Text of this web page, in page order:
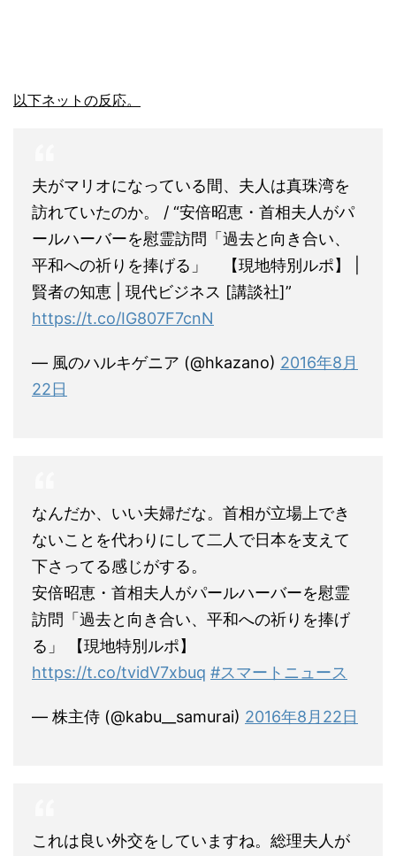
以下ネットの反応。
夫がマリオになっている間、夫人は真珠湾を
訪れていたのか。 / “安倍昭恵・首相夫人がパ
ールハーバーを慰霊訪問「過去と向き合い、
平和への祈りを捧げる」 【現地特別ルポ】 |
賢者の知恵 | 現代ビジネス [講談社]”
https://t.co/IG807F7cnN
— 風のハルキゲニア (@hkazano) 2016年8月
22日
なんだか、いい夫婦だな。首相が立場上でき
ないことを代わりにして二人で日本を支えて
下さってる感じがする。
安倍昭恵・首相夫人がパールハーバーを慰霊
訪問「過去と向き合い、平和への祈りを捧げ
る」 【現地特別ルポ】
https://t.co/tvidV7xbuq #スマートニュース
— 株主侍 (@kabu__samurai) 2016年8月22日
これは良い外交をしていますね。総理夫人が